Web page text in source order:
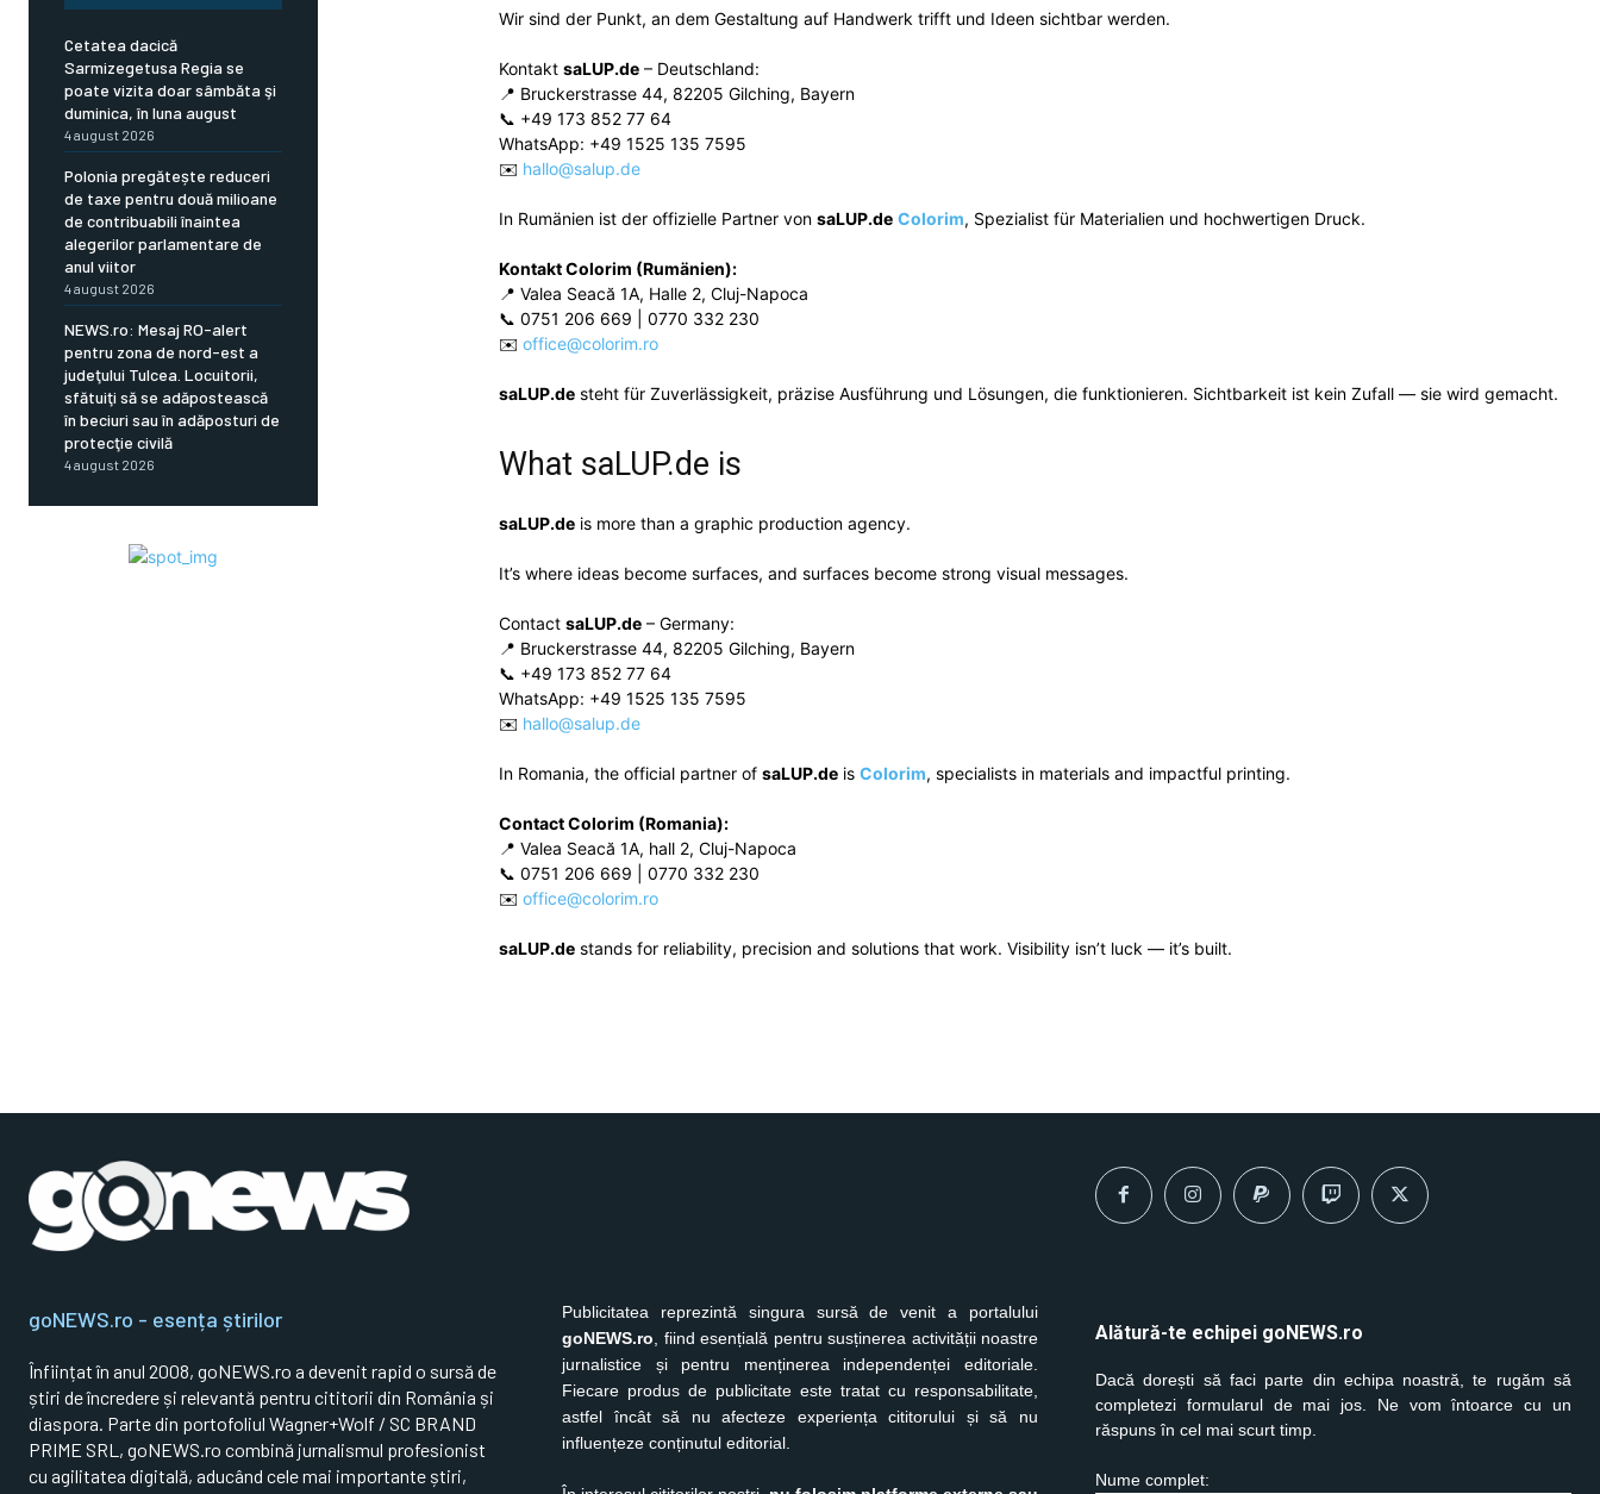
Cetatea dacică
Sarmizegetusa Regia se
poate vizita doar sâmbăta şi
duminica, în luna august
4 august 2026
Polonia pregătește reduceri
de taxe pentru două milioane
de contribuabili înaintea
alegerilor parlamentare de
anul viitor
4 august 2026
NEWS.ro: Mesaj RO-alert
pentru zona de nord-est a
judeţului Tulcea. Locuitorii,
sfătuiţi să se adăpostească
în beciuri sau în adăposturi de
protecţie civilă
4 august 2026
Wir sind der Punkt, an dem Gestaltung auf Handwerk trifft und Ideen sichtbar werden.
Kontakt saLUP.de– Deutschland:
📍 Bruckerstrasse 44, 82205 Gilching, Bayern
📞 +49 173 852 77 64
WhatsApp: +49 1525 135 7595
✉️ hallo@salup.de
In Rumänien ist der offizielle Partner von saLUP.de Colorim, Spezialist für Materialien und hochwertigen Druck.
Kontakt Colorim (Rumänien):
📍 Valea Seacă 1A, Halle 2, Cluj-Napoca
📞 0751 206 669 | 0770 332 230
✉️ office@colorim.ro
saLUP.desteht für Zuverlässigkeit, präzise Ausführung und Lösungen, die funktionieren. Sichtbarkeit ist kein Zufall — sie wird gemacht.
What saLUP.de is
saLUP.deis more than a graphic production agency.
It’s where ideas become surfaces, and surfaces become strong visual messages.
Contact saLUP.de– Germany:
📍 Bruckerstrasse 44, 82205 Gilching, Bayern
📞 +49 173 852 77 64
WhatsApp: +49 1525 135 7595
✉️ hallo@salup.de
In Romania, the official partner of saLUP.deis Colorim, specialists in materials and impactful printing.
Contact Colorim (Romania):
📍 Valea Seacă 1A, hall 2, Cluj-Napoca
📞 0751 206 669 | 0770 332 230
✉️ office@colorim.ro
saLUP.destands for reliability, precision and solutions that work. Visibility isn’t luck — it’s built.
goNEWS.ro - esența știrilor
Înființat în anul 2008, goNEWS.ro a devenit rapid o sursă de
știri de încredere și relevantă pentru cititorii din România și
diaspora. Parte din portofoliul Wagner+Wolf / SC BRAND
PRIME SRL, goNEWS.ro combină jurnalismul profesionist
cu agilitatea digitală, aducând cele mai importante știri,
Publicitatea reprezintă singura sursă de venit a portalului
goNEWS.ro , fiind esențială pentru susținerea activității noastre
jurnalistice și pentru menținerea independenței editoriale.
Fiecare produs de publicitate este tratat cu responsabilitate,
astfel încât să nu afecteze experiența cititorului și să nu
influențeze conținutul editorial.
Alătură-te echipei goNEWS.ro
Dacă dorești să faci parte din echipa noastră, te rugăm să
completezi formularul de mai jos. Ne vom întoarce cu un
răspuns în cel mai scurt timp.
Nume complet: